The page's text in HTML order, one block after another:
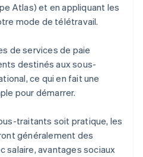
Atlas) et en appliquant les
mode de télétravail.
de services de paie
destinés aux sous-
ce qui en fait une
pour démarrer.
traitants soit pratique, les
généralement des
salaire, avantages sociaux